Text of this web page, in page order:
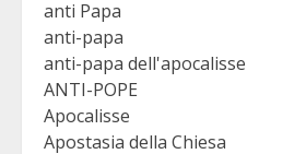
anti Papa
anti-papa
anti-papa dell'apocalisse
ANTI-POPE
Apocalisse
Apostasia della Chiesa